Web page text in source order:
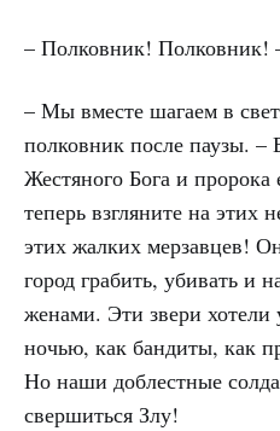
– Полковник! Полковник!
– Мы вместе шагаем в
полковник после паузы.
Жестяного Бога и
теперь взгляните на этих
этих жалких мерзавцев!
город грабить, убивать и
женами. Эти звери хотели
ночью, как бандиты, как
Но наши доблестные
свершиться Злу!